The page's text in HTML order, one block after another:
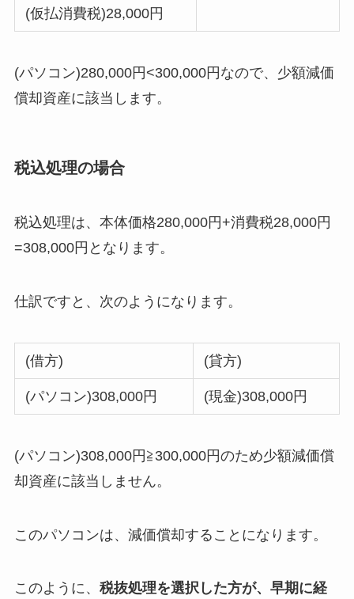
(仮払消費税)28,000円
(パソコン)280,000円<300,000円なので、少額減価
償却資産に該当します。
税込処理の場合
税込処理は、本体価格280,000円+消費税28,000円
=308,000円となります。
仕訳ですと、次のようになります。
(借方) (貸方)
(パソコン)308,000円 (現金)308,000円
(パソコン)308,000円≧300,000円のため少額減価償
却資産に該当しません。
このパソコンは、減価償却することになります。
このように、 税抜処理を選択した方が、早期に経